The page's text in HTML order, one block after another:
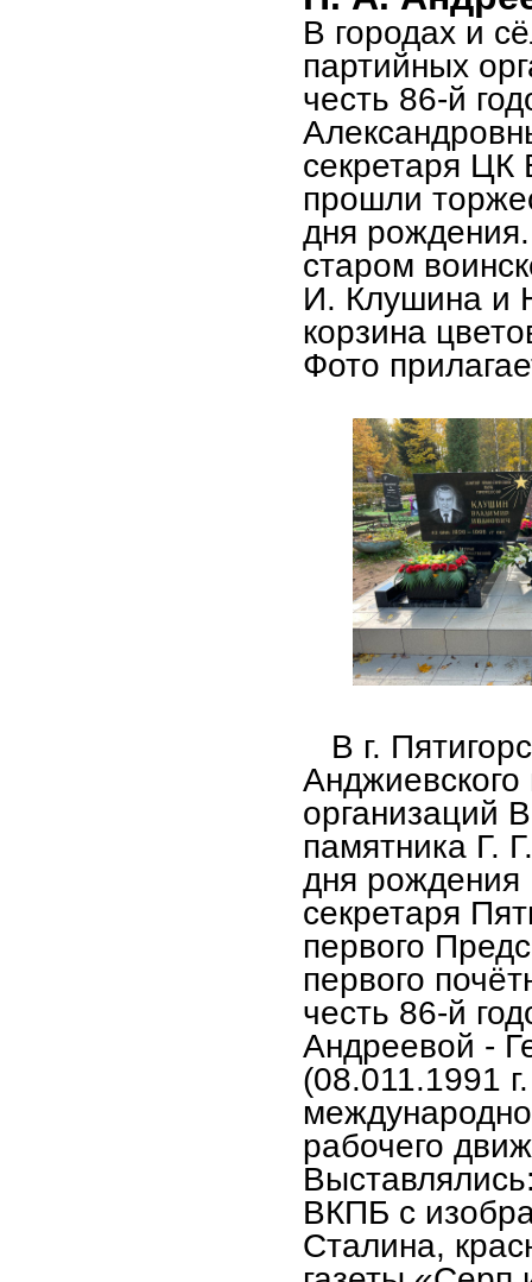
В городах и
партийных
честь 86-й
секретаря ЦК
прошли
дня
старом
И. Клушина и
корзина
Фото
В г.
организаций
памятника Г.
дня рождения
секретаря
первого
первого
честь 86-й
Андреевой -
(08.011.1991
рабочего
ВКПБ с
Сталина,